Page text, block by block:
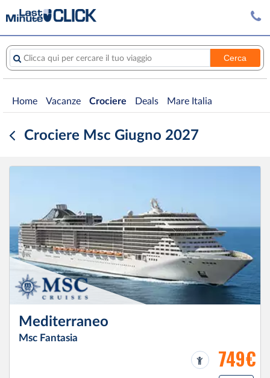
Clicca qui per cercare il tuo viaggio Cerca
Home Vacanze Crociere Deals Mare Italia
Crociere Msc Giugno 2027
Mediterraneo
Msc Fantasia
749€